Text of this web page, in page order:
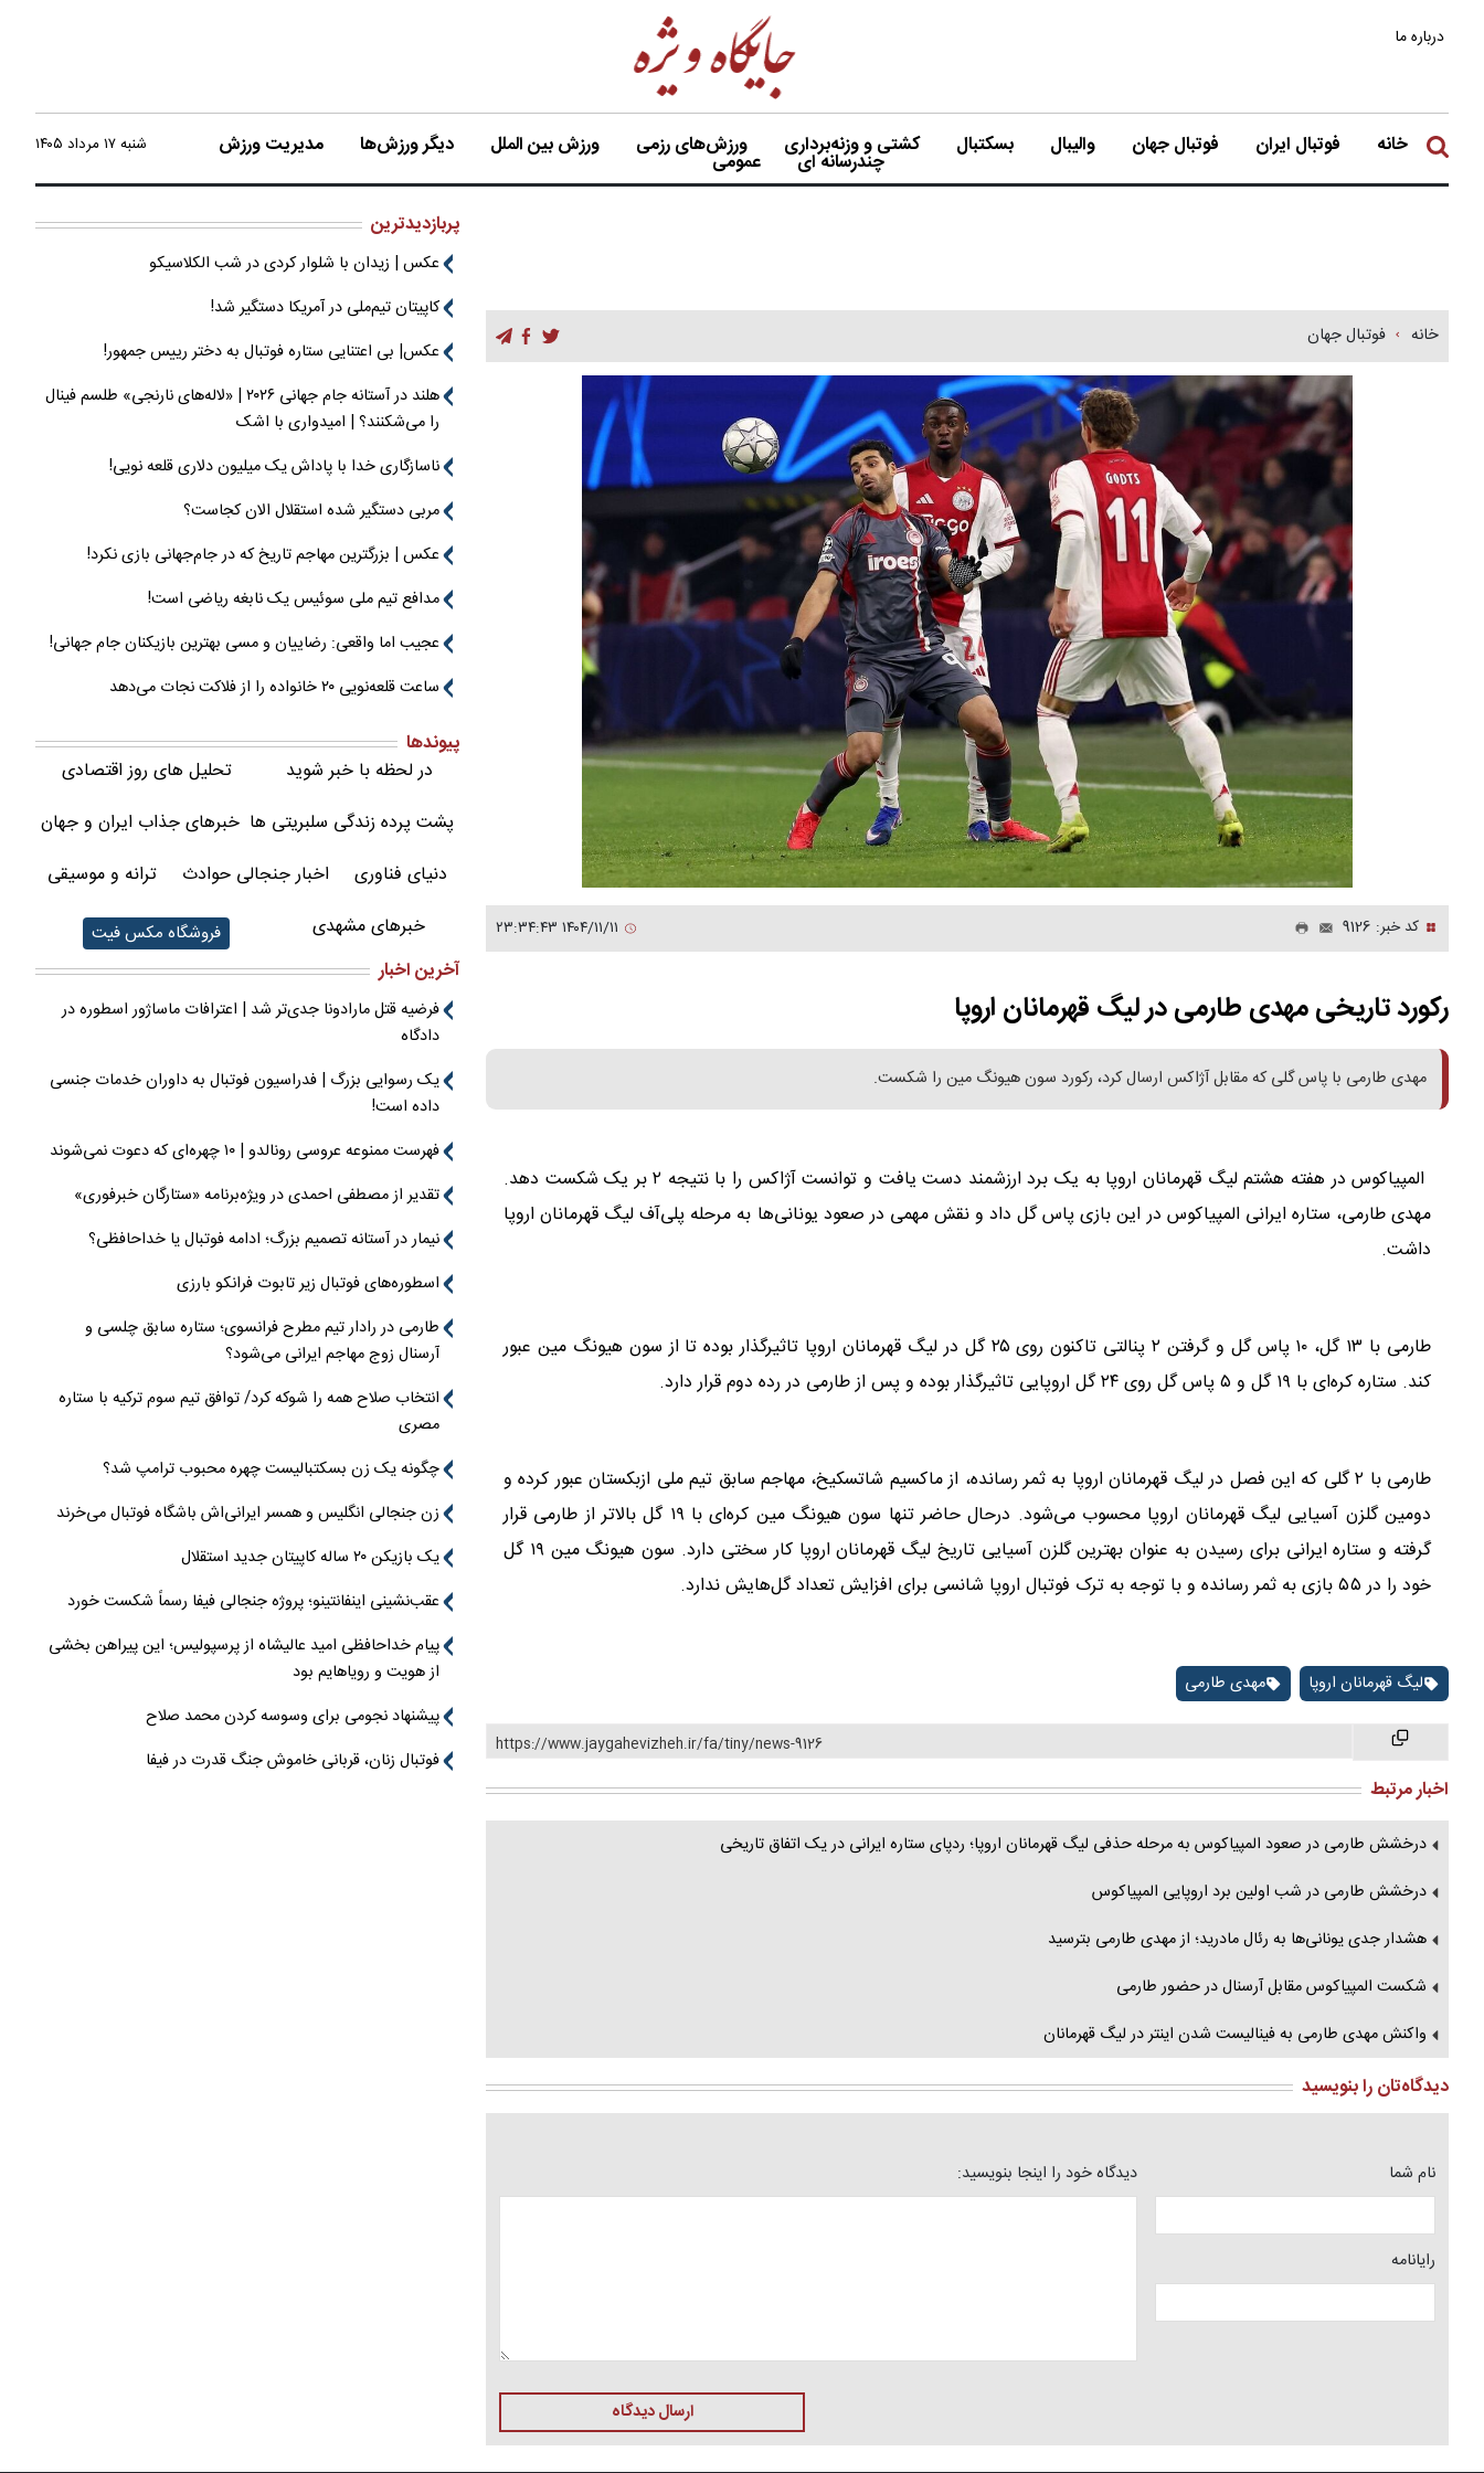
درباره ما
خانه فوتبال ایران فوتبال جهان والیبال بسکتبال کشتی و وزنه‌برداری ورزش‌های رزمی ورزش بین الملل دیگر ورزش‌ها مدیریت ورزش
چندرسانه ای عمومی
شنبه ۱۷ مرداد ۱۴۰۵
خانه فوتبال جهان
کد خبر: 9126
رکورد تاریخی مهدی طارمی در لیگ قهرمانان اروپا
مهدی طارمی با پاس گلی که مقابل آژاکس ارسال کرد، رکورد سون هیونگ مین را شکست.
المپیاکوس در هفته هشتم لیگ قهرمانان اروپا به یک برد ارزشمند دست یافت و توانست آژاکس را با نتیجه ۲ بر یک شکست دهد.
مهدی طارمی، ستاره ایرانی المپیاکوس در این بازی پاس گل داد و نقش مهمی در صعود یونانی‌ها به مرحله پلی‌آف لیگ قهرمانان اروپا
داشت.
طارمی با ۱۳ گل، ۱۰ پاس گل و گرفتن ۲ پنالتی تاکنون روی ۲۵ گل در لیگ قهرمانان اروپا تاثیرگذار بوده تا از سون هیونگ مین عبور
کند. ستاره کره‌ای با ۱۹ گل و ۵ پاس گل روی ۲۴ گل اروپایی تاثیرگذار بوده و پس از طارمی در رده دوم قرار دارد.
طارمی با ۲ گلی که این فصل در لیگ قهرمانان اروپا به ثمر رسانده، از ماکسیم شاتسکیخ، مهاجم سابق تیم ملی ازبکستان عبور کرده و
دومین گلزن آسیایی لیگ قهرمانان اروپا محسوب می‌شود. درحال حاضر تنها سون هیونگ مین کره‌ای با ۱۹ گل بالاتر از طارمی قرار
گرفته و ستاره ایرانی برای رسیدن به عنوان بهترین گلزن آسیایی تاریخ لیگ قهرمانان اروپا کار سختی دارد. سون هیونگ مین ۱۹ گل
خود را در ۵۵ بازی به ثمر رسانده و با توجه به ترک فوتبال اروپا شانسی برای افزایش تعداد گل‌هایش ندارد.
لیگ قهرمانان اروپا مهدی طارمی
https://www.jaygahevizheh.ir/fa/tiny/news-9126
اخبار مرتبط
درخشش طارمی در صعود المپیاکوس به مرحله حذفی لیگ قهرمانان اروپا؛ ردپای ستاره ایرانی در یک اتفاق تاریخی
درخشش طارمی در شب اولین برد اروپایی المپیاکوس
هشدار جدی یونانی‌ها به رئال مادرید؛ از مهدی طارمی بترسید
شکست المپیاکوس مقابل آرسنال در حضور طارمی
واکنش مهدی طارمی به فینالیست شدن اینتر در لیگ قهرمانان
دیدگاه‌تان را بنویسید
نام شما
رایانامه
دیدگاه خود را اینجا بنویسید:
ارسال دیدگاه
پربازدیدترین
عکس | زیدان با شلوار کردی در شب الکلاسیکو
کاپیتان تیم‌ملی در آمریکا دستگیر شد!
عکس| بی اعتنایی ستاره فوتبال به دختر رییس جمهور!
هلند در آستانه جام جهانی ۲۰۲۶ | «لاله‌های نارنجی» طلسم فینال
را می‌شکنند؟ | امیدواری با اشک
ناسازگاری خدا با پاداش یک میلیون دلاری قلعه نویی!
مربی دستگیر شده استقلال الان کجاست؟
عکس | بزرگترین مهاجم تاریخ که در جام‌جهانی بازی نکرد!
مدافع تیم ملی سوئیس یک نابغه ریاضی است!
عجیب اما واقعی: رضاییان و مسی بهترین بازیکنان جام جهانی!
ساعت قلعه‌نویی ۲۰ خانواده را از فلاکت نجات می‌دهد
پیوندها
در لحظه با خبر شوید
تحلیل های روز اقتصادی
پشت پرده زندگی سلبریتی ها خبرهای جذاب ایران و جهان
دنیای فناوری
اخبار جنجالی حوادث
ترانه و موسیقی
خبرهای مشهدی
فروشگاه مکس فیت
آخرین اخبار
فرضیه قتل مارادونا جدی‌تر شد | اعترافات ماساژور اسطوره در
دادگاه
یک رسوایی بزرگ | فدراسیون فوتبال به داوران خدمات جنسی
داده است!
فهرست ممنوعه عروسی رونالدو | ۱۰ چهره‌ای که دعوت نمی‌شوند
تقدیر از مصطفی احمدی در ویژه‌برنامه «ستارگان خبرفوری»
نیمار در آستانه تصمیم بزرگ؛ ادامه فوتبال یا خداحافظی؟
اسطوره‌های فوتبال زیر تابوت فرانکو بارزی
طارمی در رادار تیم مطرح فرانسوی؛ ستاره سابق چلسی و
آرسنال زوج مهاجم ایرانی می‌شود؟
انتخاب صلاح همه را شوکه کرد/ توافق تیم سوم ترکیه با ستاره
مصری
چگونه یک زن بسکتبالیست چهره محبوب ترامپ شد؟
زن جنجالی انگلیس و همسر ایرانی‌اش باشگاه فوتبال می‌خرند
یک بازیکن ۲۰ ساله کاپیتان جدید استقلال
عقب‌نشینی اینفانتینو؛ پروژه جنجالی فیفا رسماً شکست خورد
پیام خداحافظی امید عالیشاه از پرسپولیس؛ این پیراهن بخشی
از هویت و رویاهایم بود
پیشنهاد نجومی برای وسوسه کردن محمد صلاح
فوتبال زنان، قربانی خاموش جنگ قدرت در فیفا